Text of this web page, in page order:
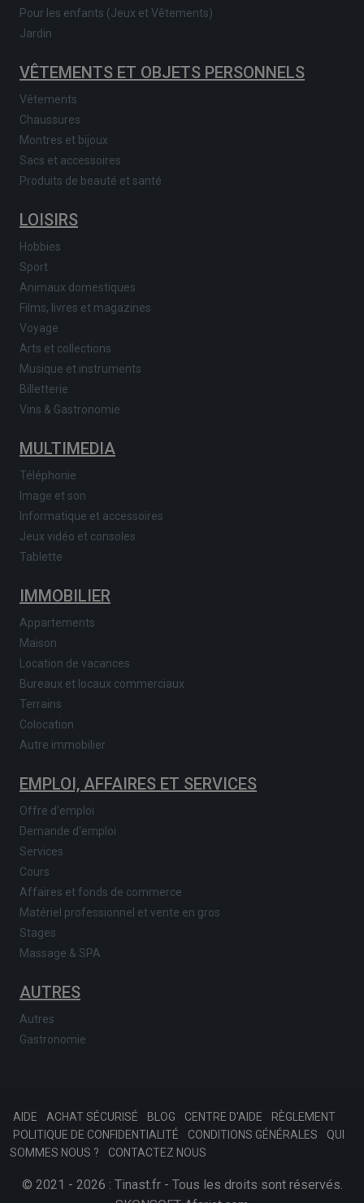
Pour les enfants (Jeux et Vêtements)
Jardin
VÊTEMENTS ET OBJETS PERSONNELS
Vêtements
Chaussures
Montres et bijoux
Sacs et accessoires
Produits de beauté et santé
LOISIRS
Hobbies
Sport
Animaux domestiques
Films, livres et magazines
Voyage
Arts et collections
Musique et instruments
Billetterie
Vins & Gastronomie
MULTIMEDIA
Téléphonie
Image et son
Informatique et accessoires
Jeux vidéo et consoles
Tablette
IMMOBILIER
Appartements
Maison
Location de vacances
Bureaux et locaux commerciaux
Terrains
Colocation
Autre immobilier
EMPLOI, AFFAIRES ET SERVICES
Offre d'emploi
Demande d'emploi
Services
Cours
Affaires et fonds de commerce
Matériel professionnel et vente en gros
Stages
Massage & SPA
AUTRES
Autres
Gastronomie
AIDE ACHAT SÉCURISÉ BLOG CENTRE D'AIDE
RÈGLEMENT
POLITIQUE DE CONFIDENTIALITÉ
CONDITIONS GÉNÉRALES
QUI
SOMMES NOUS ?
CONTACTEZ NOUS
© 2021 - 2026 : Tinast.fr - Tous les droits sont réservés.